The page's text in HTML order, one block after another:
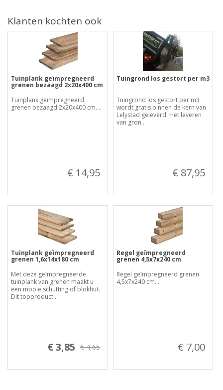
Klanten kochten ook
Tuinplank geïmpregneerd
grenen bezaagd 2x20x400 cm
Tuinplank geïmpregneerd
grenen bezaagd 2x20x400 cm....
€ 14,95
Tuingrond los gestort per m3
Tuingrond los gestort per m3
wordt gratis binnen de kern van
Lelystad geleverd. Het leveren
van gron..
€ 87,95
Tuinplank geïmpregneerd
grenen 1,6x14x180 cm
Met deze geïmpregneerde
tuinplank van grenen maakt u
een mooie schutting of blokhut.
Dit topproduct ..
€ 3,85 € 4,65
Regel geïmpregneerd
grenen 4,5x7x240 cm
Regel geïmpregneerd grenen
4,5x7x240 cm....
€ 7,00